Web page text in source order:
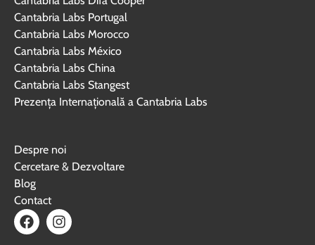
(se deschide într-o filă nouă, link extern)
Cantabria Labs Portugal
(se deschide într-o filă nouă, link extern)
Cantabria Labs Morocco
(se deschide într-o filă nouă, link extern)
Cantabria Labs México
(se deschide într-o filă nouă, link extern)
Cantabria Labs China
(se deschide într-o filă nouă, link extern)
Cantabria Labs Stangest
(se deschide într-o filă nouă, link extern)
Prezența Internațională a Cantabria Labs
Despre noi
Cercetare & Dezvoltare
Blog
Contact
(se deschide într-o filă nouă, link
(se deschide într-o filă nouă, link